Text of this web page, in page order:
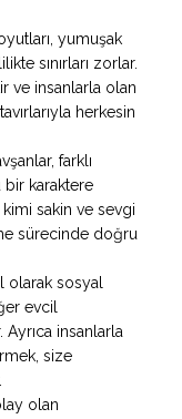
yumuşak
sınırları zorlar.
ve insanlarla olan
herkesin
farklı
karaktere
sakin ve sevgi
sürecinde doğru
olarak sosyal
evcil
insanlarla
size
olan